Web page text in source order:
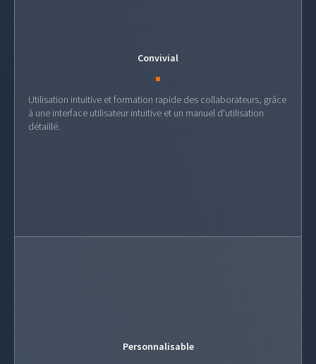
Convivial
Utilisation intuitive et formation rapide des collaborateurs, grâce
à une interface utilisateur intuitive et un manuel d'utilisation
détaillé.
Personnalisable